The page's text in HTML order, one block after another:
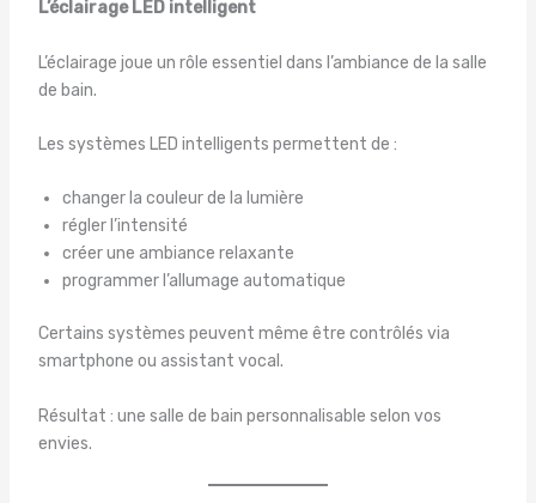
L’éclairage LED intelligent
L’éclairage joue un rôle essentiel dans l’ambiance de la salle
de bain.
Les systèmes LED intelligents permettent de :
changer la couleur de la lumière
régler l’intensité
créer une ambiance relaxante
programmer l’allumage automatique
Certains systèmes peuvent même être contrôlés via
smartphone ou assistant vocal.
Résultat : une salle de bain personnalisable selon vos
envies.